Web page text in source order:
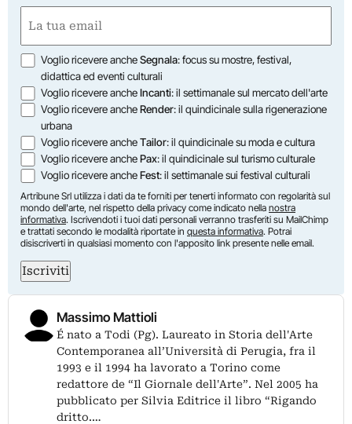
Nome
(Obbligatorio)
Opzioni
Voglio ricevere ancheSegnala: focus su mostre, festival,
didattica ed eventi culturali
Voglio ricevere ancheIncanti: il settimanale sul mercato dell'arte
Voglio ricevere ancheRender: il quindicinale sulla rigenerazione
urbana
Voglio ricevere ancheTailor: il quindicinale su moda e cultura
Voglio ricevere anchePax: il quindicinale sul turismo culturale
Voglio ricevere ancheFest: il settimanale sui festival culturali
Artribune Srl utilizza i dati da te forniti per tenerti informato con regolarità sul
mondo dell'arte, nel rispetto della privacy come indicato nella nostra
informativa. Iscrivendoti i tuoi dati personali verranno trasferiti su MailChimp
e trattati secondo le modalità riportate in questa informativa. Potrai
disiscriverti in qualsiasi momento con l'apposito link presente nelle email.
Iscriviti
Massimo Mattioli
É nato a Todi (Pg). Laureato in Storia dell'Arte
Contemporanea all’Università di Perugia, fra il
1993 e il 1994 ha lavorato a Torino come
redattore de “Il Giornale dell'Arte”. Nel 2005 ha
pubblicato per Silvia Editrice il libro “Rigando
dritto.…